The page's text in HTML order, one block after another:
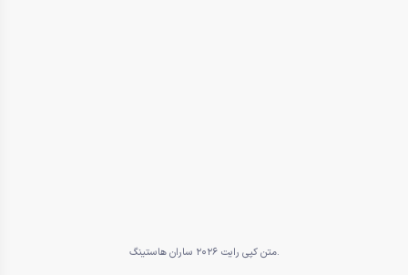
متن کپی رایت 2026 ساران هاستینگ.